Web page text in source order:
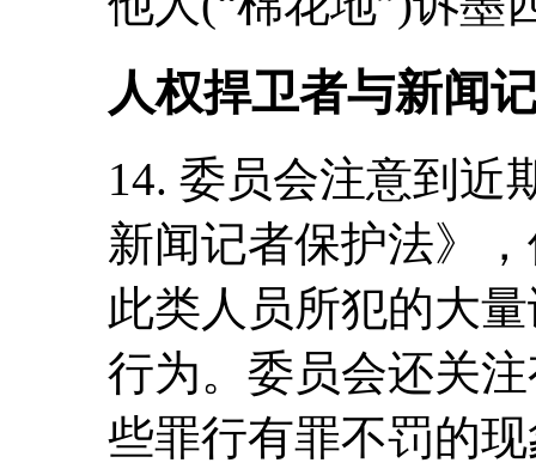
人权捍卫者与新闻
14. 委员会注意到近
新闻记者保护法》
此类人员所犯的大
行为。委员会还关
些罪行有罪不罚的